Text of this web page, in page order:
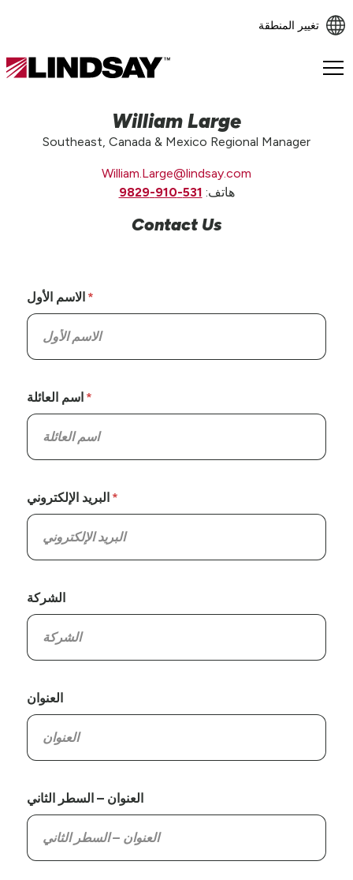
تغيير المنطقة
Lindsay.
William Large
Southeast, Canada & Mexico Regional Manager
William.Large@lindsay.com
هاتف: 531-910-9829
Contact Us
الاسم الأول
اسم العائلة
البريد الإلكتروني
الشركة
العنوان
العنوان – السطر الثاني